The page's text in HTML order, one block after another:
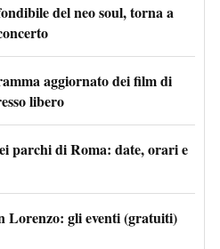
del neo soul, torna a
aggiornato dei film di
libero
parchi di Roma: date, orari e
Lorenzo: gli eventi (gratuiti)